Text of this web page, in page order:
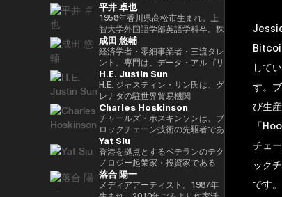
退職し、第44回衆院選に立候
補。70,177票を得るも惜敗 平成
21(2009)年 4年間の浪人生活を経
て、第45回衆院選で109,863票を
得て初当選 平成24(2012)年 第46
回衆院選で79,153票を得て2期目
当選 平成26(2014)年 第47回衆院
選で78,797票を得て3期目当選 平
成28(2016)年 民進党代表選に出
馬。党幹事長代理を拝命 平成
29(2017)年 第48回衆院選で
82,345票を得て4期目当選(希望
の党公認、香川2区) 希望の党共
同代表選に出馬。希望の党代表
(11月〜) 平成30(2018)年 国民民
主党共同代表(5月~9月) 国民民主
党代表(9月~) 令和2(2020)年 分党
令和6年10月 第50回衆議院議員
総選挙において2期目の当選 令和
6年11月 総務大臣政務官（第二次
石破内閣） 令和7年10月 デジタ
ル大臣政務官、内閣府大臣政務官
（第1次高市内閣） 令和8年2月
デジタル大臣政務官、内閣府大臣
政務官（第2次高市内閣）
業後、長島・大野・常松法律事務
所のパートナー弁護士。 2021
年、衆議院総選挙（愛媛1区）に
て初当選。元厚労大臣政務官。党
内では、副幹事長を経験した後、
国会対策副委員長に就任。インテ
リジェンス戦略本部、科学技術イ
ノベーション戦略本部、AI・
Web3小委員会の各事務局長。
平井 卓也
1958年香川県高松市生まれ。上
智大学外国語学部英語学科卒。株
式会社電通、西日本放送代表取締
役社長等を経て、2000年、第42
回衆議院選挙で初当選。以来、連
続10回当選。自民党経産・総務
部会長、政務調査会副会長、内閣
府（IT担当）大臣政務官、国土交
通副大臣、内閣常任委員長等を歴
任し、自民党IT戦略特命委員会委
員長として、自民党のIT政策を主
導。平成30年10月第4次安倍改造
内閣にてIT担当大臣、内閣府特命
担当(科学技術・知的財産戦略・
クールジャパン戦略・宇宙政策)
大臣就任。令和2年菅内閣にてデ
成田 悠輔
経済学者・零細事業者・三流タレ
ント。専門は、データ・アルゴリ
ズム・ポエム・思想を組み合わせ
たビジネスと公共政策の想像とデ
ザイン。多分野の学術誌・学会に
研究を発表、多くの企業や自治体
と共同事業を行う。報道・討論・
お笑い・アート・ファッションな
ど多様な動画や雑誌の企画や出演
にも関わる。著書『22世紀の資
本主義：やがてお金は絶滅する』
『22世紀の民主主義：選挙はア
ルゴリズムになり、政治家はネコ
H.E. Justin Sun
H.E. ジャスティン・サン氏は、グ
レナダの駐世界貿易機関
（WTO）大使および元常駐代表
であり、世界をリードするブロッ
クチェーンおよびDAOである
TRON の創設者、さらに世界最
大級の暗号資産取引所の一つ
HTX のアドバイザーを務めてい
ます。 アリババ創業者ジャッ
ク・マー氏の薫陶を受けた人物と
Charles Hoskinson
チャールズ・ホスキンソンは、ブ
ロックチェーン技術の先駆者であ
り、分散型プラットフォーム「カ
ルダノ（Cardano）」の創設者
です。元々はイーサリアムの共同
創設者の一人でもあり、数理論理
学と暗号学に強い背景を持ってい
Yat Siu
香港を拠点とするベテランのテク
ノロジー起業家・投資家である
Yat Siu氏は、Animoca Brands
の共同創業者兼エグゼクティブ・
落合 陽一
メディアアーティスト。1987年
して
す。
び生
「
チェ
ック
です